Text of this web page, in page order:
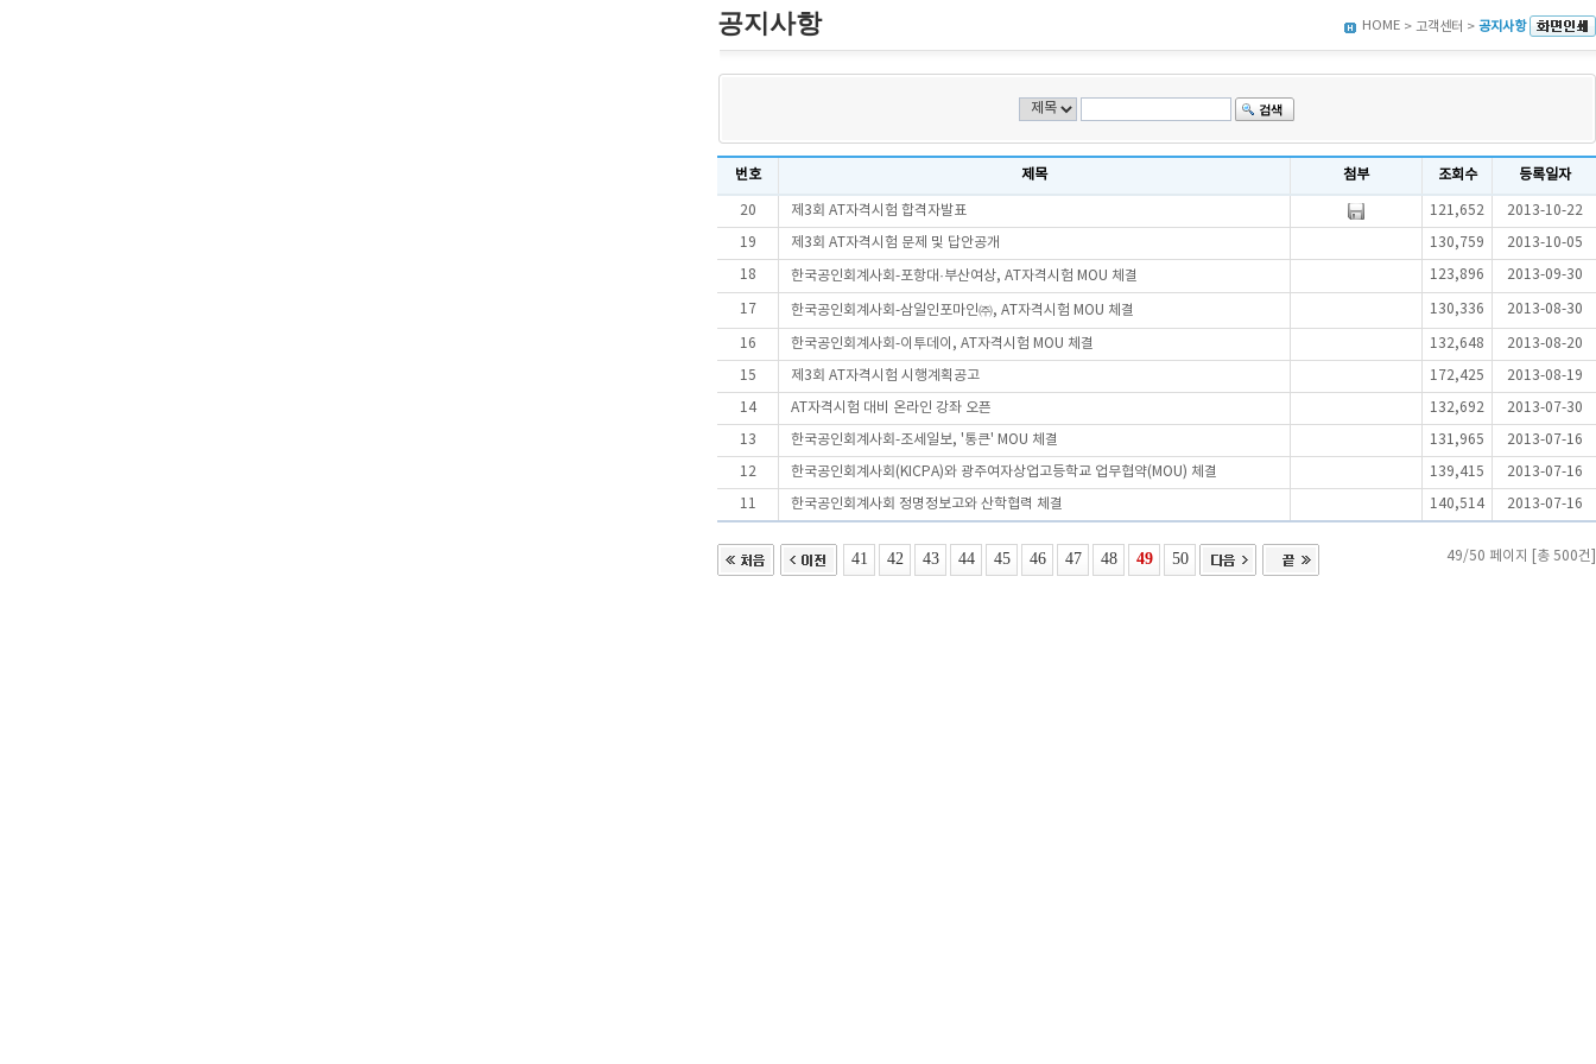
공지사항 HOME > 고객센터 > 공지사항
번호 제목 첨부 조회수 등록일자
20 제3회 AT자격시험 합격자발표 121,652 2013-10-22
19 제3회 AT자격시험 문제 및 답안공개 130,759 2013-10-05
18 한국공인회계사회-포항대·부산여상, AT자격시험 MOU 체결 123,896 2013-09-30
17 한국공인회계사회-삼일인포마인㈜, AT자격시험 MOU 체결 130,336 2013-08-30
16 한국공인회계사회-이투데이, AT자격시험 MOU 체결 132,648 2013-08-20
15 제3회 AT자격시험 시행계획공고 172,425 2013-08-19
14 AT자격시험 대비 온라인 강좌 오픈 132,692 2013-07-30
13 한국공인회계사회-조세일보, '통큰' MOU 체결 131,965 2013-07-16
12 한국공인회계사회(KICPA)와 광주여자상업고등학교 업무협약(MOU) 체결 139,415 2013-07-16
11 한국공인회계사회 정명정보고와 산학협력 체결 140,514 2013-07-16
41 42 43 44 45 46 47 48 49 50 49/50 페이지 [총 500건]